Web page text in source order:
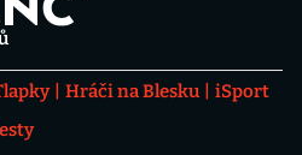
Hráči na Blesku
iSport